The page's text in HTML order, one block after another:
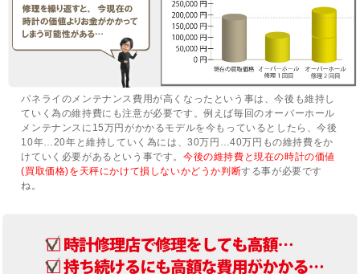
パネライのメンテナンス費用が高くなったという事は、今後も維持し
ていく為の維持費にも注意が必要です。例えば毎回のオーバーホール
メンテナンスに15万円がかかるモデルを今もっているとしたら、今後
10年…20年と維持していく為には、30万円…40万円もの維持費をか
けていく必要があるという事です。今後の維持費と現在の時計の価値
(買取価格)を天秤にかけて損しないかどうか判断する事が必要です
ね。